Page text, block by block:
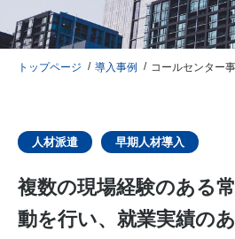
お役立ち情報
IR情報
採用情報
トップページ 導入事例 コールセンター
人材派遣 早期人材導入
複数の現場経験のある
動を行い、就業実績の